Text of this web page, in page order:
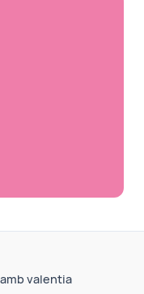
valentia